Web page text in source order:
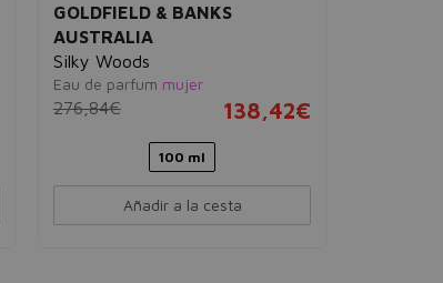
GOLDFIELD & BANKS
AUSTRALIA
Silky Woods
Eau de parfum mujer
276,84€ 138,42€
100 ml
Añadir a la cesta